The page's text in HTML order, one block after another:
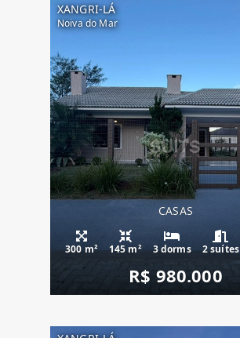
XANGRI-LÁ
Noiva do Mar
CASAS
300 m² 145 m² 3 dorms 2 suítes
R$ 980.000